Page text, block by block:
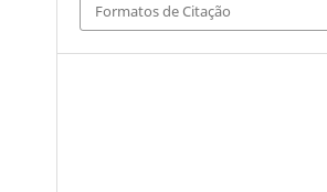
Formatos de Citação